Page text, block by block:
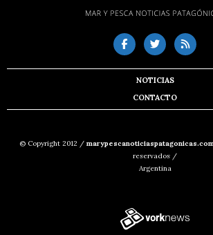
NOTICIAS
CONTACTO
© Copyright 2012 /
reservados /
Argentina